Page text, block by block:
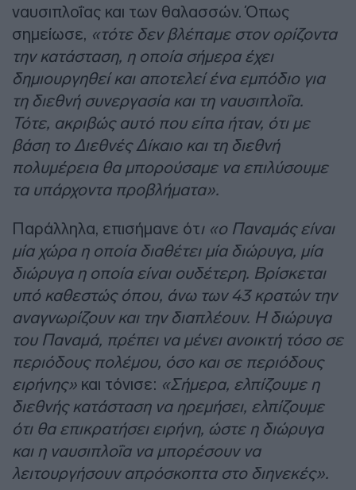
ναυσιπλοΐας και των θαλασσών. Όπως
σημείωσε, «τότε δεν βλέπαμε στον ορίζοντα
την κατάσταση, η οποία σήμερα έχει
δημιουργηθεί και αποτελεί ένα εμπόδιο για
τη διεθνή συνεργασία και τη ναυσιπλοΐα.
Τότε, ακριβώς αυτό που είπα ήταν, ότι με
βάση το Διεθνές Δίκαιο και τη διεθνή
πολυμέρεια θα μπορούσαμε να επιλύσουμε
τα υπάρχοντα προβλήματα».
Παράλληλα, επισήμανε ότι «ο Παναμάς είναι
μία χώρα η οποία διαθέτει μία διώρυγα, μία
διώρυγα η οποία είναι ουδέτερη. Βρίσκεται
υπό καθεστώς όπου, άνω των 43 κρατών την
αναγνωρίζουν και την διαπλέουν. Η διώρυγα
του Παναμά, πρέπει να μένει ανοικτή τόσο σε
περιόδους πολέμου, όσο και σε περιόδους
ειρήνης» και τόνισε: «Σήμερα, ελπίζουμε η
διεθνής κατάσταση να ηρεμήσει, ελπίζουμε
ότι θα επικρατήσει ειρήνη, ώστε η διώρυγα
και η ναυσιπλοΐα να μπορέσουν να
λειτουργήσουν απρόσκοπτα στο διηνεκές».